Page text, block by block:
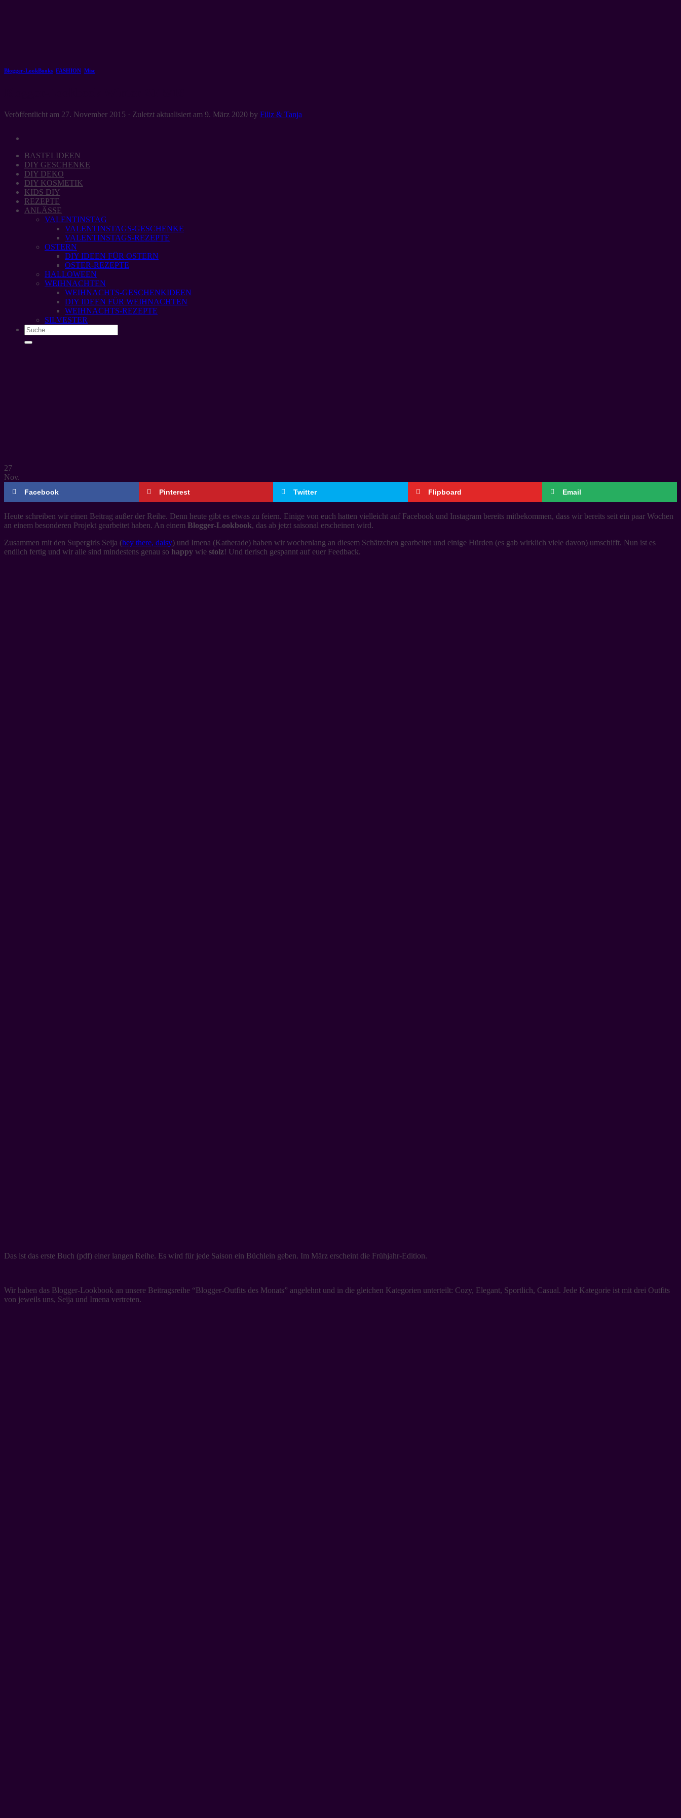
BASTELIDEEN
DIY GESCHENKE
DIY DEKO
DIY KOSMETIK
KIDS DIY
REZEPTE
ANLÄSSE
VALENTINSTAG
VALENTINSTAGS-GESCHENKE
VALENTINSTAGS-REZEPTE
OSTERN
DIY IDEEN FÜR OSTERN
OSTER-REZEPTE
HALLOWEEN
WEIHNACHTEN
WEIHNACHTS-GESCHENKIDEEN
DIY IDEEN FÜR WEIHNACHTEN
WEIHNACHTS-REZEPTE
SILVESTER
Blogger-LookBooks FASHION Misc
Veröffentlicht am 27. November 2015 · Zuletzt aktualisiert am 9. März 2020 by Filiz & Tanja
27
Nov.
Facebook Pinterest Twitter Flipboard Email
Heute schreiben wir einen Beitrag außer der Reihe. Denn heute gibt es etwas zu feiern. Einige von euch hatten vielleicht auf Facebook und Instagram bereits mitbekommen, dass wir bereits seit ein paar Wochen
an einem besonderen Projekt gearbeitet haben. An einem Blogger-Lookbook, das ab jetzt saisonal erscheinen wird.
Zusammen mit den Supergirls Seija (hey there, daisy) und Imena (Katherade) haben wir wochenlang an diesem Schätzchen gearbeitet und einige Hürden (es gab wirklich viele davon) umschifft. Nun ist es
endlich fertig und wir alle sind mindestens genau so happy wie stolz! Und tierisch gespannt auf euer Feedback.
Das ist das erste Buch (pdf) einer langen Reihe. Es wird für jede Saison ein Büchlein geben. Im März erscheint die Frühjahr-Edition.
Wir haben das Blogger-Lookbook an unsere Beitragsreihe “Blogger-Outfits des Monats” angelehnt und in die gleichen Kategorien unterteilt: Cozy, Elegant, Sportlich, Casual. Jede Kategorie ist mit drei Outfits
von jeweils uns, Seija und Imena vertreten.